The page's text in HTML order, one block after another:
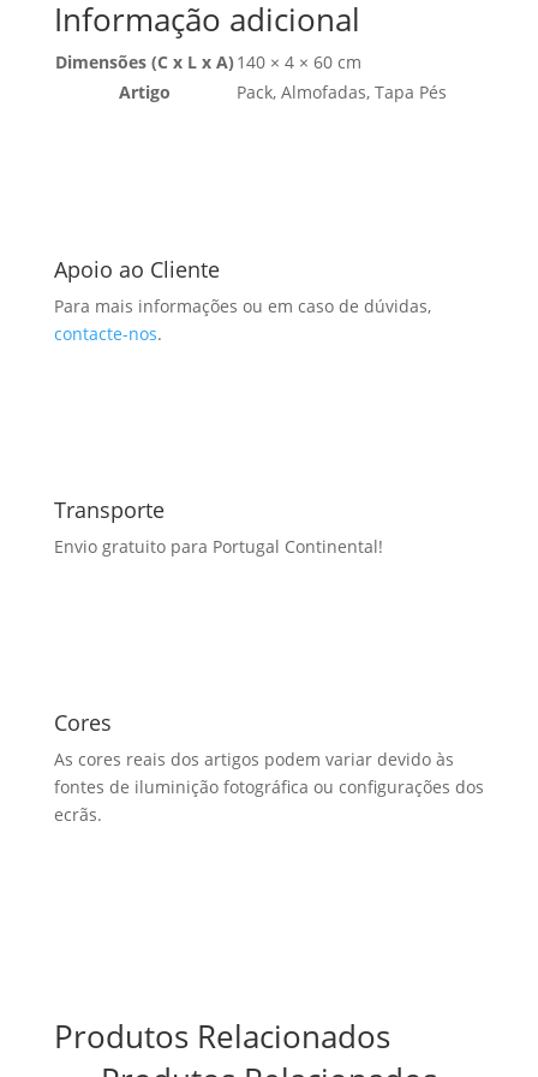
Informação adicional
Dimensões (C x L x A) 140 × 4 × 60 cm
Artigo
Pack, Almofadas, Tapa Pés
Apoio ao Cliente
Para mais informações ou em caso de dúvidas,
contacte-nos.
Transporte
Envio gratuito para Portugal Continental!
Cores
As cores reais dos artigos podem variar devido às
fontes de iluminição fotográfica ou configurações dos
ecrãs.
Produtos Relacionados